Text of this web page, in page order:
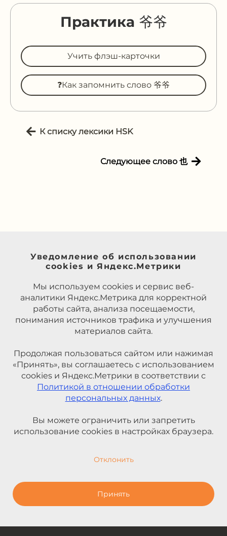
Практика 爷爷
Учить флэш-карточки
❓Как запомнить слово 爷爷
К списку лексики HSK
Следующее слово 也
Уведомление об использовании
cookies и Яндекс.Метрики
Мы используем cookies и сервис веб-
аналитики Яндекс.Метрика для корректной
работы сайта, анализа посещаемости,
понимания источников трафика и улучшения
материалов сайта.
Продолжая пользоваться сайтом или нажимая
«Принять», вы соглашаетесь с использованием
cookies и Яндекс.Метрики в соответствии с
Политикой в отношении обработки
персональных данных.
Вы можете ограничить или запретить
использование cookies в настройках браузера.
Отклонить
Принять